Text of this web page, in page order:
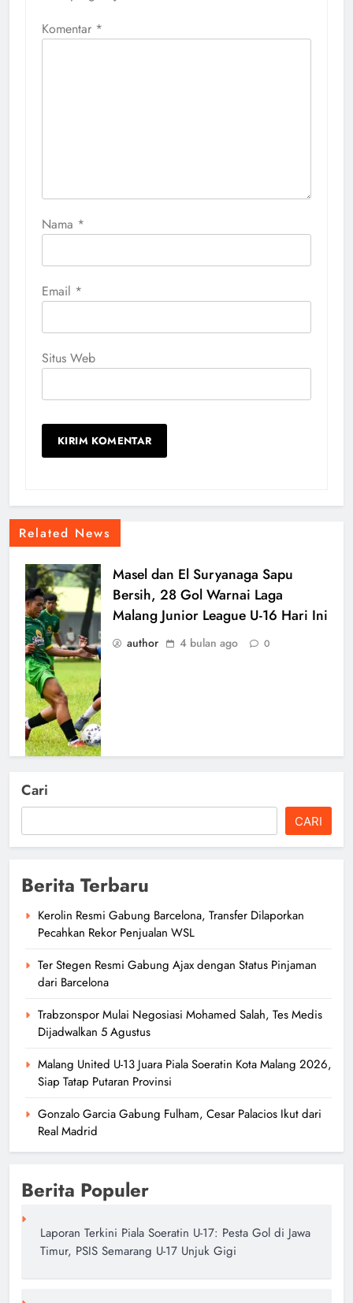
Komentar *
Nama *
Email *
Situs Web
Related News
Masel dan El Suryanaga Sapu
Bersih, 28 Gol Warnai Laga
Malang Junior League U-16 Hari Ini
author 4 bulan ago 0
Pengumuman MJL: Screening,
Pelatihan Medis, dan Technical
Meeting Digelar 15 Februari 2026
Mengapa Pressing Tinggi Menjadi
Kunci Kesuksesan Klub-klub Eropa
Cari
CARI
Berita Terbaru
Kerolin Resmi Gabung Barcelona, Transfer Dilaporkan
Pecahkan Rekor Penjualan WSL
Ter Stegen Resmi Gabung Ajax dengan Status Pinjaman
dari Barcelona
Trabzonspor Mulai Negosiasi Mohamed Salah, Tes Medis
Dijadwalkan 5 Agustus
Malang United U-13 Juara Piala Soeratin Kota Malang 2026,
Siap Tatap Putaran Provinsi
Gonzalo Garcia Gabung Fulham, Cesar Palacios Ikut dari
Real Madrid
Berita Populer
Laporan Terkini Piala Soeratin U-17: Pesta Gol di Jawa
Timur, PSIS Semarang U-17 Unjuk Gigi